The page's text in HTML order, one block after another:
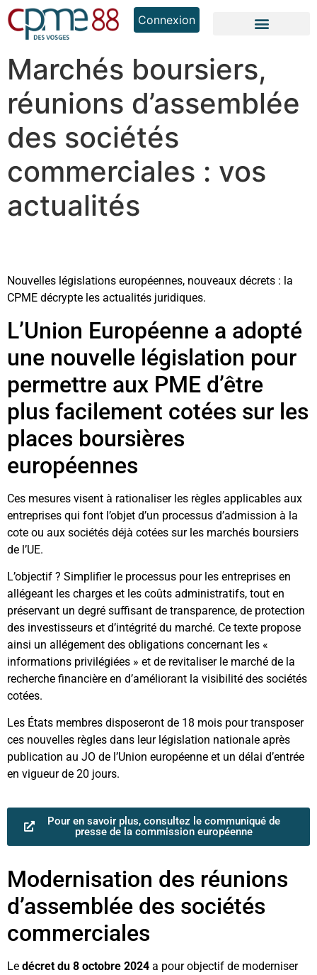
Connexion
Marchés boursiers,
réunions d’assemblée
des sociétés
commerciales : vos
actualités
Nouvelles législations européennes, nouveaux décrets : la
CPME décrypte les actualités juridiques.
L’Union Européenne a adopté
une nouvelle législation pour
permettre aux PME d’être
plus facilement cotées sur les
places boursières
européennes
Ces mesures visent à rationaliser les règles applicables aux
entreprises qui font l’objet d’un processus d’admission à la
cote ou aux sociétés déjà cotées sur les marchés boursiers
de l’UE.
L’objectif ? Simplifier le processus pour les entreprises en
allégeant les charges et les coûts administratifs, tout en
préservant un degré suffisant de transparence, de protection
des investisseurs et d’intégrité du marché. Ce texte propose
ainsi un allégement des obligations concernant les «
informations privilégiées » et de revitaliser le marché de la
recherche financière en d’améliorant la visibilité des sociétés
cotées.
Les États membres disposeront de 18 mois pour transposer
ces nouvelles règles dans leur législation nationale après
publication au JO de l’Union européenne et un délai d’entrée
en vigueur de 20 jours.
Pour en savoir plus, consultez le communiqué de
presse de la commission européenne
Modernisation des réunions
d’assemblée des sociétés
commerciales
Le décret du 8 octobre 2024 a pour objectif de moderniser